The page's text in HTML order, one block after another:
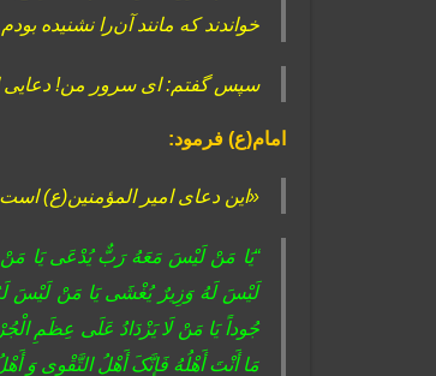
‌خواندند که مانند آن‌را نشنیده
سپس گفتم: اى سرور من! دعایى
امام(ع) فرمود:
«این دعاى امیر المؤمنین(ع)
“یَا مَنْ لَیْسَ مَعَهُ رَبٌّ یُدْعَى یَا
لَیْسَ‏ لَهُ‏ وَزِیرٌ یُغْشَى‏ یَا مَنْ‏ لَیْسَ‏ لَهُ‏
جُوداً یَا مَنْ لَا یَزْدَادُ عَلَى عِظَمِ
مَا أَنْتَ أَهْلُهُ فَإِنَّکَ‏ أَهْلُ التَّقْوى‏ وَ